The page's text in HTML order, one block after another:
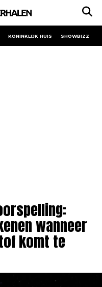
KONINKLIJK HUIS SHOWBIZZ
wanneer
komt te